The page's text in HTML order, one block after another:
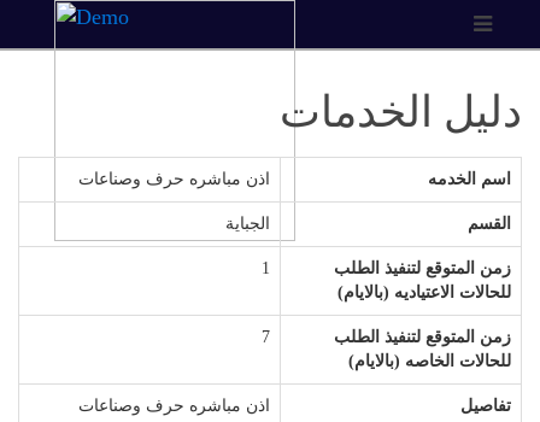
دليل الخدمات
اسم الخدمه اذن مباشره حرف وصناعات
القسم الجباية
زمن المتوقع لتنفيذ الطلب
للحالات الاعتياديه (بالايام)
1
زمن المتوقع لتنفيذ الطلب
للحالات الخاصه (بالايام)
7
تفاصيل اذن مباشره حرف وصناعات